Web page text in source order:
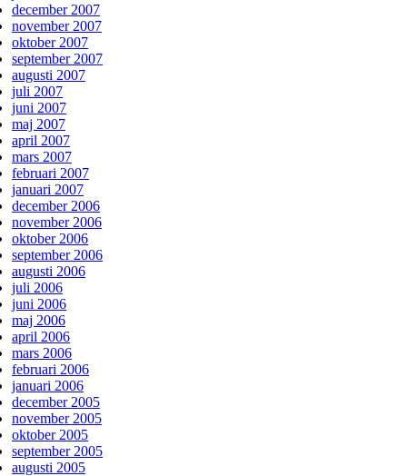
december 2007
november 2007
oktober 2007
september 2007
augusti 2007
juli 2007
juni 2007
maj 2007
april 2007
mars 2007
februari 2007
januari 2007
december 2006
november 2006
oktober 2006
september 2006
augusti 2006
juli 2006
juni 2006
maj 2006
april 2006
mars 2006
februari 2006
januari 2006
december 2005
november 2005
oktober 2005
september 2005
augusti 2005